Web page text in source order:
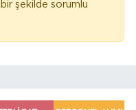
şekilde sorumlu